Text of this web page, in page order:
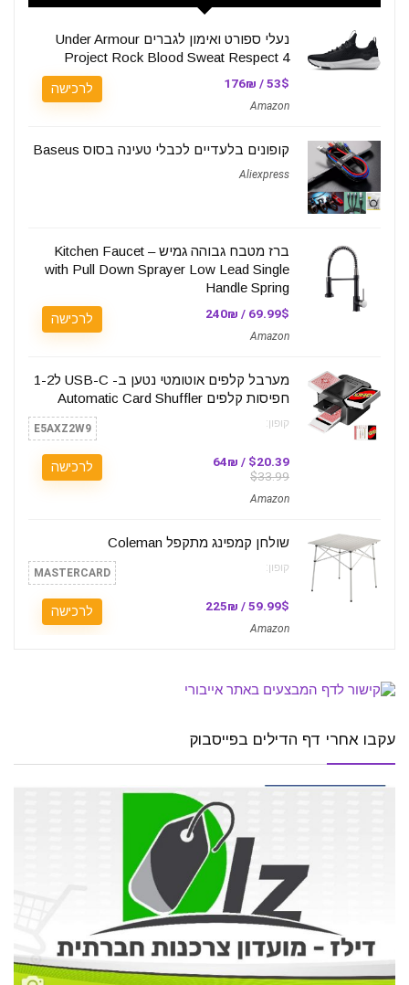
נעלי ספורט ואימון לגברים Under Armour
Project Rock Blood Sweat Respect 4
53$ / 176₪
Amazon
לרכישה
קופונים בלעדיים לכבלי טעינה בסוס Baseus
Aliexpress
ברז מטבח גבוהה גמיש – Kitchen Faucet
with Pull Down Sprayer Low Lead Single
Handle Spring
69.99$ / 240₪
Amazon
לרכישה
מערבל קלפים אוטומטי נטען ב- USB-C ל1-2
חפיסות קלפים Automatic Card Shuffler
קופון: E5AXZ2W9
$20.39 / 64₪
$33.99
Amazon
לרכישה
שולחן קמפינג מתקפל Coleman
קופון: MASTERCARD
59.99$ / 225₪
Amazon
לרכישה
עקבו אחרי דף הדילים בפייסבוק